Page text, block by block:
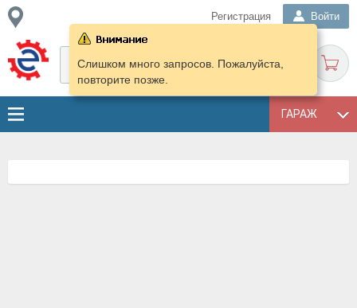
Регистрация Войти
ГАРАЖ
Слишком много запросов. Пожалуйста,
повторите позже.